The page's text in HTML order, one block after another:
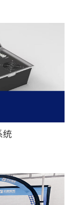
统